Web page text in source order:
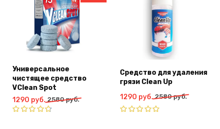
Универсальное
чистящее средство
VClean Spot
2580руб.
Первоначальная
цена
1290 руб.
Текущая
цена:
Средство для удаления
грязи Clean Up
2580руб.
Первоначальная
цена
1290 руб.
Текущая
цена: